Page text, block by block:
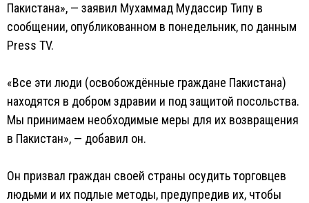
Пакистана», — заявил Мухаммад Мудассир Типу в
сообщении, опубликованном в понедельник, по данным
Press TV.
«Все эти люди (освобождённые граждане Пакистана)
находятся в добром здравии и под защитой посольства.
Мы принимаем необходимые меры для их возвращения
в Пакистан», — добавил он.
Он призвал граждан своей страны осудить торговцев
людьми и их подлые методы, предупредив их, чтобы